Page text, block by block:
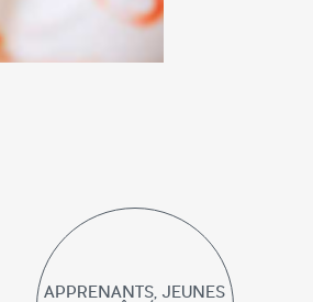
APPRENANTS, JEUNES